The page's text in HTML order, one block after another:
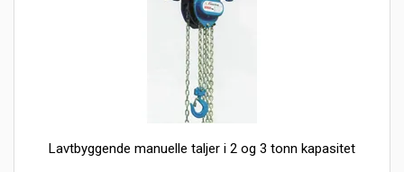
Lavtbyggende manuelle taljer i 2 og 3 tonn kapasitet